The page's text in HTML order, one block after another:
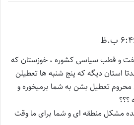
و قطب سیاسی کشوره ، خوزستان که
استان دیگه که پنج شنبه ها تعطیلن
محروم تعطیل بشن به شما برمیخوره و
؟؟؟
مشکل منطقه ای و شما برای ما وقت